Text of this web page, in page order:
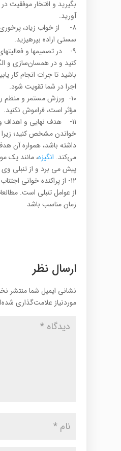
بگیرید و افتخار موفقیت
آورید.
۸- از خواب زیاد،
سستى اراده بپرهیزید.
۹- در تصمیم‏ها و
کنید و در همسان‌سازى و
باشید تا جرات انجام کار
اجرا در شما تقویت شود.
۱۰- ورزش مستمر و منظم
مؤثر است، فراموش نکنید.
۱۱- هدف نهایی و اهداف
خواندن مشخص کنید؛
داشته باشد، همواره آن
می‌کند. انگیزه، مانند یک
پیش می برد و از تنبلی
۱۲- از پراکنده خوانی
از عوامل تنبلی است.
زمان مناسب باشد
ارسال نظر
نشانی ایمیل شما منتشر
موردنیاز علامت‌گذاری